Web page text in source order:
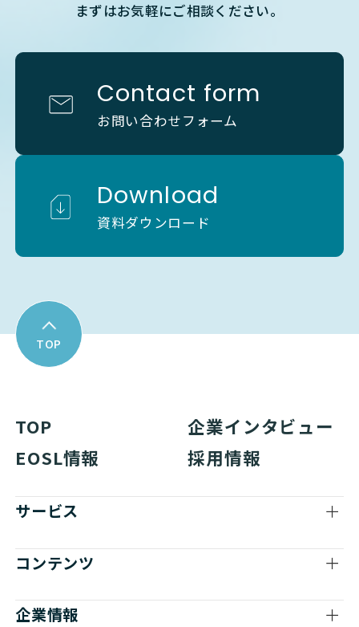
まずはお気軽にご相談ください。
Contact form
お問い合わせフォーム
Download
資料ダウンロード
TOP
TOP
企業インタビュー
EOSL情報
採用情報
サービス
コンテンツ
企業情報